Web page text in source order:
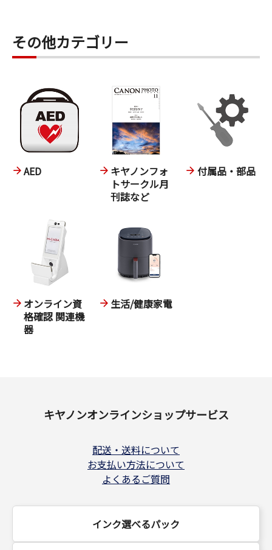
その他カテゴリー
AED
キヤノンフォ
トサークル月
刊誌など
付属品・部品
オンライン資
格確認 関連機
器
生活/健康家電
キヤノンオンラインショップサービス
配送・送料について
お支払い方法について
よくあるご質問
インク選べるパック